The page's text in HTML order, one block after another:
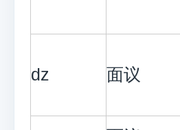
dz 面议